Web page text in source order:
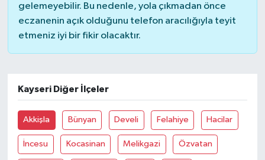
gelemeyebilir. Bu nedenle, yola çıkmadan önce
eczanenin açık olduğunu telefon aracılığıyla teyit
etmeniz iyi bir fikir olacaktır.
Kayseri Diğer İlçeler
Akkişla Bünyan Develi Felahiye Hacilar
İncesu Kocasinan Melikgazi Özvatan